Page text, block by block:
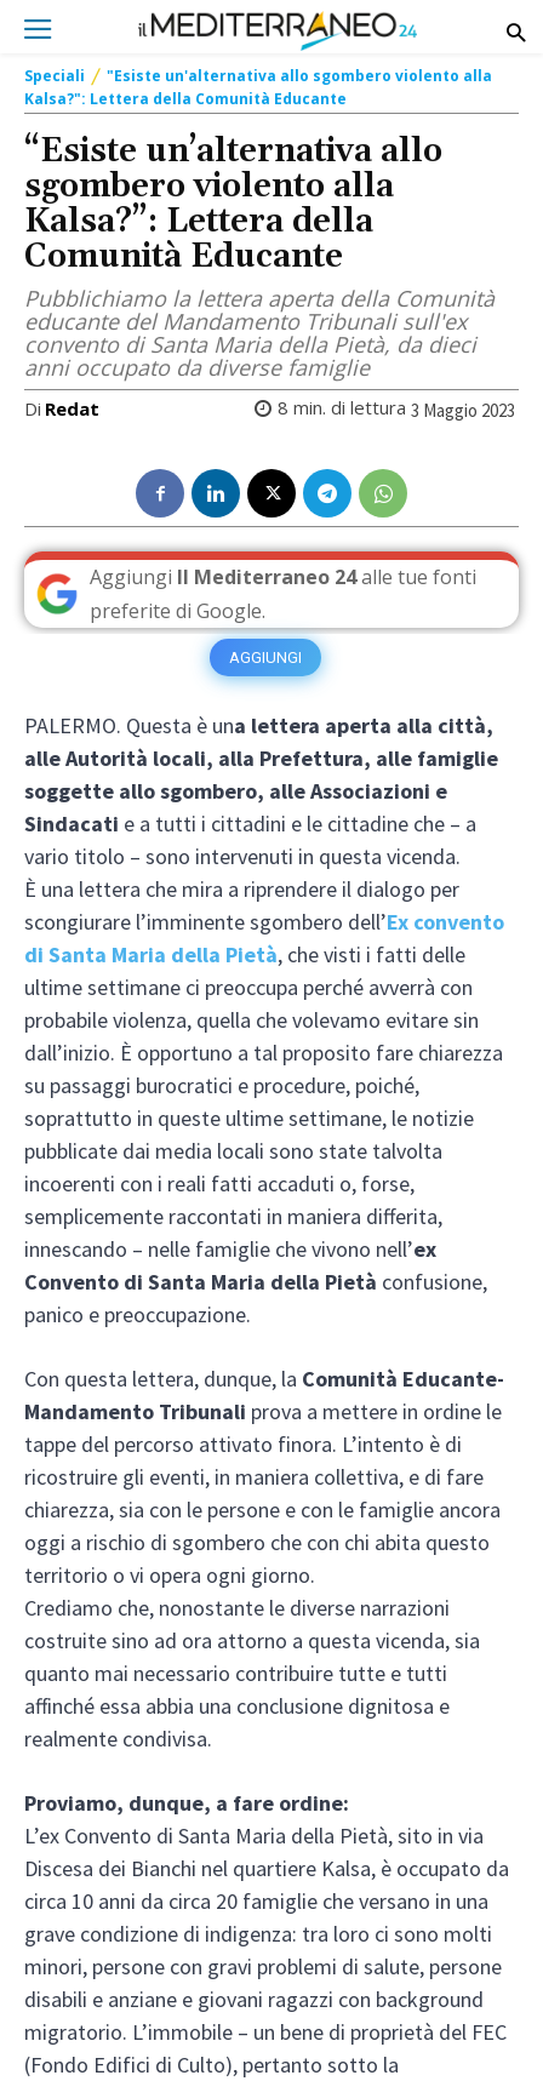
Speciali
"Esiste un'alternativa allo sgombero violento alla
Kalsa?": Lettera della Comunità Educante
“Esiste un’alternativa allo
sgombero violento alla
Kalsa?”: Lettera della
Comunità Educante
Pubblichiamo la lettera aperta della Comunità
educante del Mandamento Tribunali sull'ex
convento di Santa Maria della Pietà, da dieci
anni occupato da diverse famiglie
Di Redat 3 Maggio 2023
8 min. di lettura
Aggiungi Il Mediterraneo 24alle tue fonti
preferite di Google.
AGGIUNGI
PALERMO. Questa è una lettera aperta alla città,
alle Autorità locali, alla Prefettura, alle famiglie
soggette allo sgombero, alle Associazioni e
Sindacati e a tutti i cittadini e le cittadine che – a
vario titolo – sono intervenuti in questa vicenda.
È una lettera che mira a riprendere il dialogo per
scongiurare l’imminente sgombero dell’Ex convento
di Santa Maria della Pietà, che visti i fatti delle
ultime settimane ci preoccupa perché avverrà con
probabile violenza, quella che volevamo evitare sin
dall’inizio. È opportuno a tal proposito fare chiarezza
su passaggi burocratici e procedure, poiché,
soprattutto in queste ultime settimane, le notizie
pubblicate dai media locali sono state talvolta
incoerenti con i reali fatti accaduti o, forse,
semplicemente raccontati in maniera differita,
innescando – nelle famiglie che vivono nell’ex
Convento di Santa Maria della Pietà confusione,
panico e preoccupazione.
Con questa lettera, dunque, la Comunità Educante-
Mandamento Tribunali prova a mettere in ordine le
tappe del percorso attivato finora. L’intento è di
ricostruire gli eventi, in maniera collettiva, e di fare
chiarezza, sia con le persone e con le famiglie ancora
oggi a rischio di sgombero che con chi abita questo
territorio o vi opera ogni giorno.
Crediamo che, nonostante le diverse narrazioni
costruite sino ad ora attorno a questa vicenda, sia
quanto mai necessario contribuire tutte e tutti
affinché essa abbia una conclusione dignitosa e
realmente condivisa.
Proviamo, dunque, a fare ordine:
L’ex Convento di Santa Maria della Pietà, sito in via
Discesa dei Bianchi nel quartiere Kalsa, è occupato da
circa 10 anni da circa 20 famiglie che versano in una
grave condizione di indigenza: tra loro ci sono molti
minori, persone con gravi problemi di salute, persone
disabili e anziane e giovani ragazzi con background
migratorio. L’immobile – un bene di proprietà del FEC
(Fondo Edifici di Culto), pertanto sotto la